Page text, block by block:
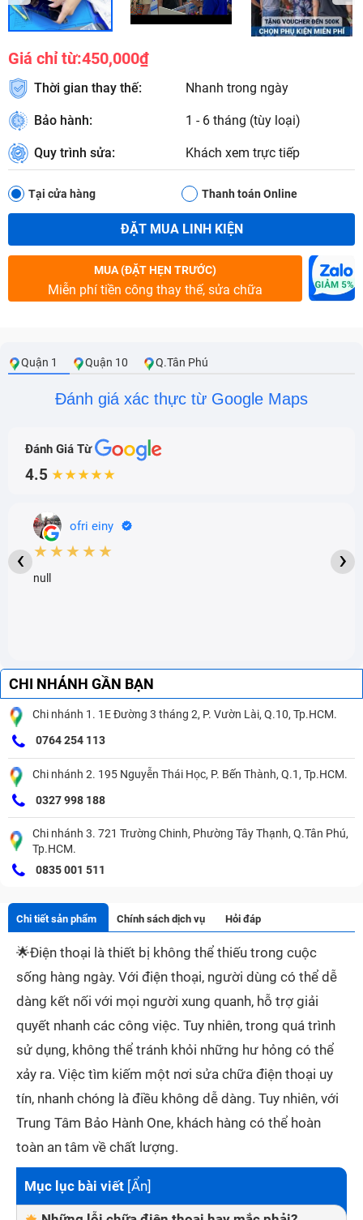
Giá chỉ từ:450,000₫
Thời gian thay thế: Nhanh trong ngày
Bảo hành: 1 - 6 tháng (tùy loại)
Quy trình sửa: Khách xem trực tiếp
Tại cửa hàng Thanh toán Online
ĐẶT MUA LINH KIỆN
MUA (ĐẶT HẸN TRƯỚC)
Miễn phí tiền công thay thế, sửa chữa
Quận 1 Quận 10 Q.Tân Phú
Đánh giá xác thực từ Google Maps
Đánh Giá Từ
4.5 ★★★★★
ofri einy
★★★★★
null
‹ ›
CHI NHÁNH GẦN BẠN
Chi nhánh 1. 1E Đường 3 tháng 2, P. Vườn Lài, Q.10, Tp.HCM.
0764 254 113
Chi nhánh 2. 195 Nguyễn Thái Học, P. Bến Thành, Q.1, Tp.HCM.
0327 998 188
Chi nhánh 3. 721 Trường Chinh, Phường Tây Thạnh, Q.Tân Phú,
Tp.HCM.
0835 001 511
Chi tiết sản phẩm Chính sách dịch vụ Hỏi đáp
🌟Điện thoại là thiết bị không thể thiếu trong cuộc
sống hàng ngày. Với điện thoại, người dùng có thể dễ
dàng kết nối với mọi người xung quanh, hỗ trợ giải
quyết nhanh các công việc. Tuy nhiên, trong quá trình
sử dụng, không thể tránh khỏi những hư hỏng có thể
xảy ra. Việc tìm kiếm một nơi sửa chữa điện thoại uy
tín, nhanh chóng là điều không dễ dàng. Tuy nhiên, với
Trung Tâm Bảo Hành One, khách hàng có thể hoàn
toàn an tâm về chất lượng.
Mục lục bài viết [Ẩn]